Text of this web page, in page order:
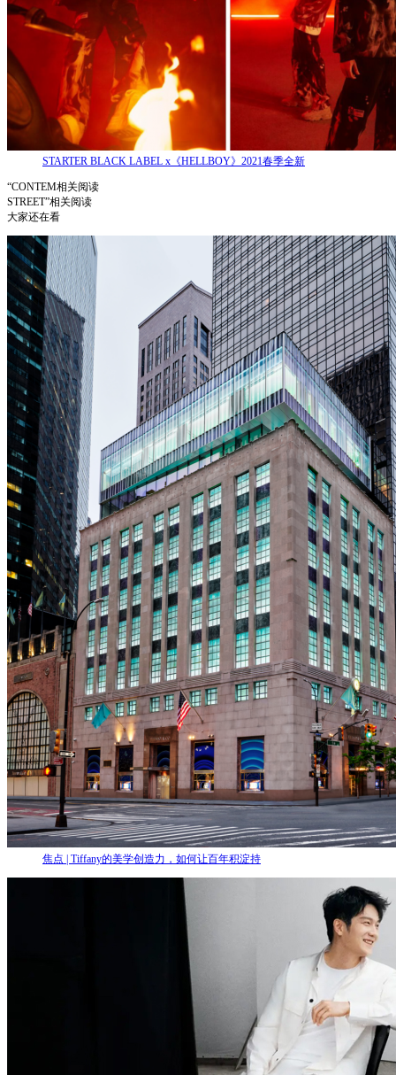
STARTER BLACK LABEL x《HELLBOY》2021春季全新
“CONTEM相关阅读
STREET”相关阅读
大家还在看
焦点 | Tiffany的美学创造力，如何让百年积淀持